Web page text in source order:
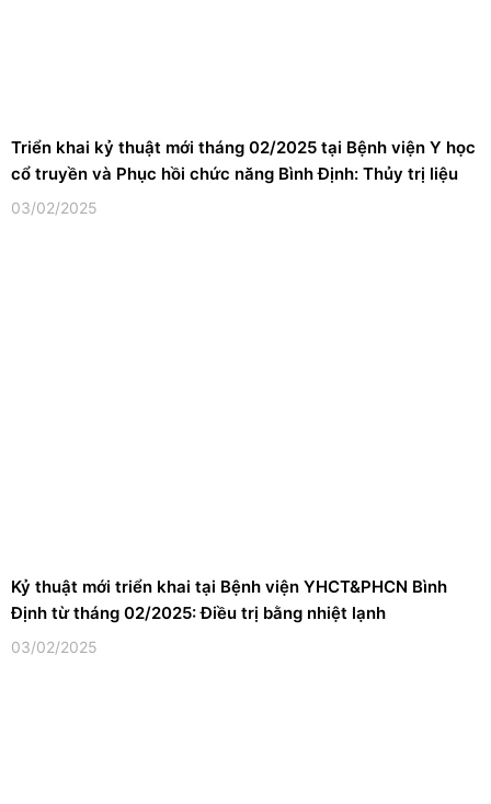
Triển khai kỷ thuật mới tháng 02/2025 tại Bệnh viện Y học
cổ truyền và Phục hồi chức năng Bình Định: Thủy trị liệu
03/02/2025
Kỷ thuật mới triển khai tại Bệnh viện YHCT&PHCN Bình
Định từ tháng 02/2025: Điều trị bằng nhiệt lạnh
03/02/2025